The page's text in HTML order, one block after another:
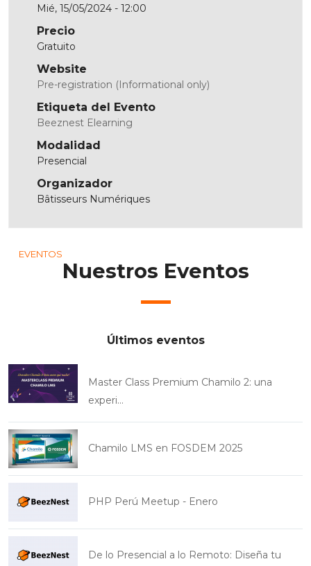
Mié, 15/05/2024 - 12:00
Precio
Gratuito
Website
Pre-registration (Informational only)
Etiqueta del Evento
Beeznest Elearning
Modalidad
Presencial
Organizador
Bâtisseurs Numériques
EVENTOS
Nuestros Eventos
Últimos eventos
Master Class Premium Chamilo 2: una
experi...
Chamilo LMS en FOSDEM 2025
PHP Perú Meetup - Enero
De lo Presencial a lo Remoto: Diseña tu